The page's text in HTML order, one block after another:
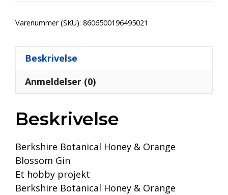
Varenummer (SKU): 8606500196495021
Beskrivelse
Anmeldelser (0)
Beskrivelse
Berkshire Botanical Honey & Orange
Blossom Gin
Et hobby projekt
Berkshire Botanical Honey & Orange